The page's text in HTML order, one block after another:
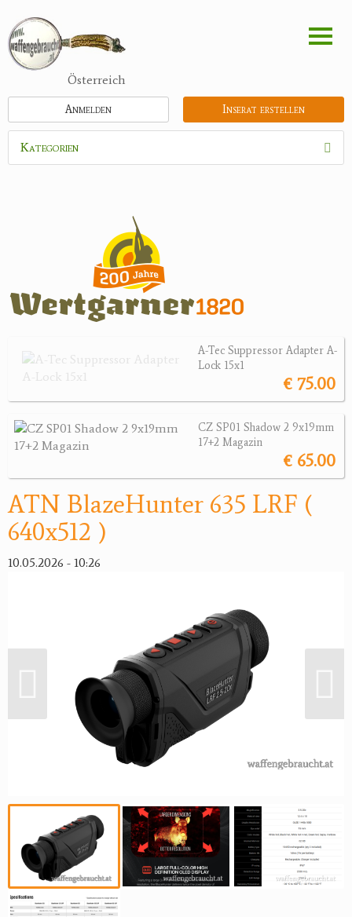
zum
Inhalt
Österreich
Inserat erstellen
Anmelden
Kategorien
Zielfernrohre
Wärmebildgeräte
Bogensport
Zubehör
Jagdangebote
Jagdreviere
Bücher, Videos
Reviereinrichtungen
A-Tec Suppressor Adapter A-
Lock 15x1
€ 75.00
CZ SP01 Shadow 2 9x19mm
17+2 Magazin
€ 65.00
ATN BlazeHunter 635 LRF (
640x512 )
10.05.2026 - 10:26